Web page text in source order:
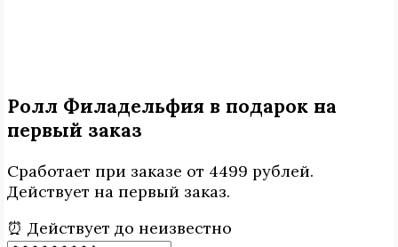
Ролл Филадельфия в подарок на
первый заказ
Сработает при заказе от 4499 рублей.
Действует на первый заказ.
⏰ Действует до неизвестно